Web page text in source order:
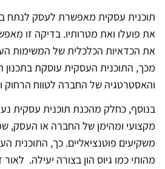
תוכנית עסקית מאפשרת לעסק לנתח
את פועלו ואת מטרותיו. בדיקה זו
את הכדאיות הכלכלית של המשימות
מכך, התוכנית העסקית עוסקת בתכנון
והאסטרטגיה של החברה לטווח הרחוק
בנוסף, כחלק מהכנת תוכנית עסקית
מקצועי ומהימן של החברה או העסק,
משקיעים פוטנציאליים. כך, התוכנית
מהותי כמו גיוס הון בצורה יעילה.